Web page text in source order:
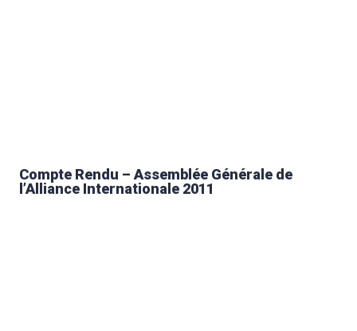
Compte Rendu – Assemblée Générale de
l’Alliance Internationale 2011